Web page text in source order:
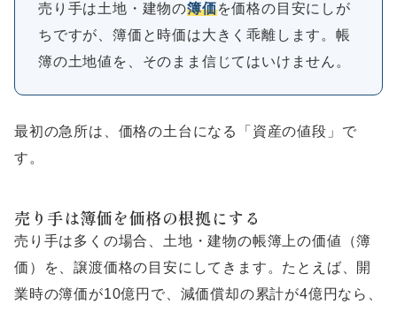
売り手は土地・建物の簿価を価格の目安にしが
ちですが、簿価と時価は大きく乖離します。帳
簿の土地値を、そのまま信じてはいけません。
最初の急所は、価格の土台になる「資産の値段」で
す。
売り手は簿価を価格の根拠にする
売り手は多くの場合、土地・建物の帳簿上の価値（簿
価）を、譲渡価格の目安にしてきます。たとえば、開
業時の簿価が10億円で、減価償却の累計が4億円なら、